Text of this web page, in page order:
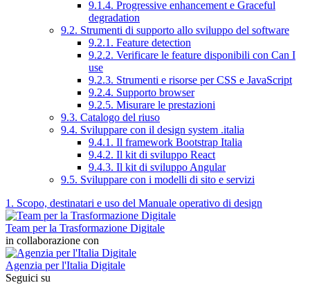
9.1.4. Progressive enhancement e Graceful
degradation
9.2. Strumenti di supporto allo sviluppo del software
9.2.1. Feature detection
9.2.2. Verificare le feature disponibili con Can I
use
9.2.3. Strumenti e risorse per CSS e JavaScript
9.2.4. Supporto browser
9.2.5. Misurare le prestazioni
9.3. Catalogo del riuso
9.4. Sviluppare con il design system .italia
9.4.1. Il framework Bootstrap Italia
9.4.2. Il kit di sviluppo React
9.4.3. Il kit di sviluppo Angular
9.5. Sviluppare con i modelli di sito e servizi
1. Scopo, destinatari e uso del Manuale operativo di design
Team per la Trasformazione Digitale
in collaborazione con
Agenzia per l'Italia Digitale
Seguici su